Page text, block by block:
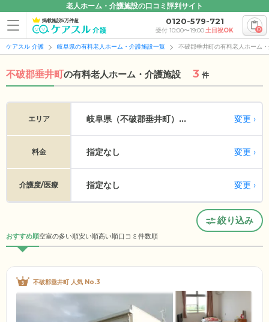
老人ホーム・介護施設の口コミ評判サイト
掲載施設5万件超 0120-579-721
受付 10:00〜19:00土日祝OK 0
ケアスル 介護 岐阜県の有料老人ホーム・介護施設一覧 不破郡垂井町の有料老人ホーム
不破郡垂井町の有料老人ホーム・介護施設 3 件
エリア 岐阜県（不破郡垂井町）... 変更
料金 指定なし 変更
介護度/医療 指定なし 変更
絞り込み
おすすめ順空室の多い順安い順高い順口コミ件数順
不破郡垂井町 人気 No.3